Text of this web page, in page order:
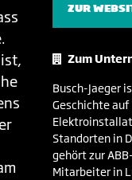
ZUR
Zum
Busch-Jaeger
Geschichte
Standorten in
gehört zur
Mitarbeiter in